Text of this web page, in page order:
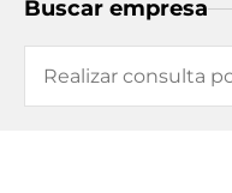
Buscar empresa